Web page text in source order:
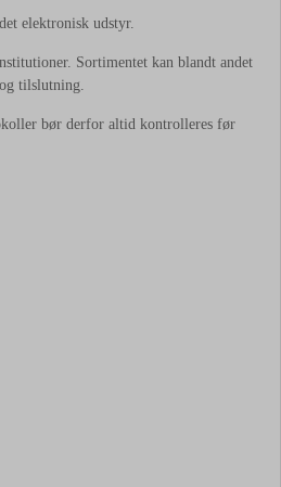
elektronisk udstyr.
Sortimentet kan blandt andet
tilslutning.
bør derfor altid kontrolleres før